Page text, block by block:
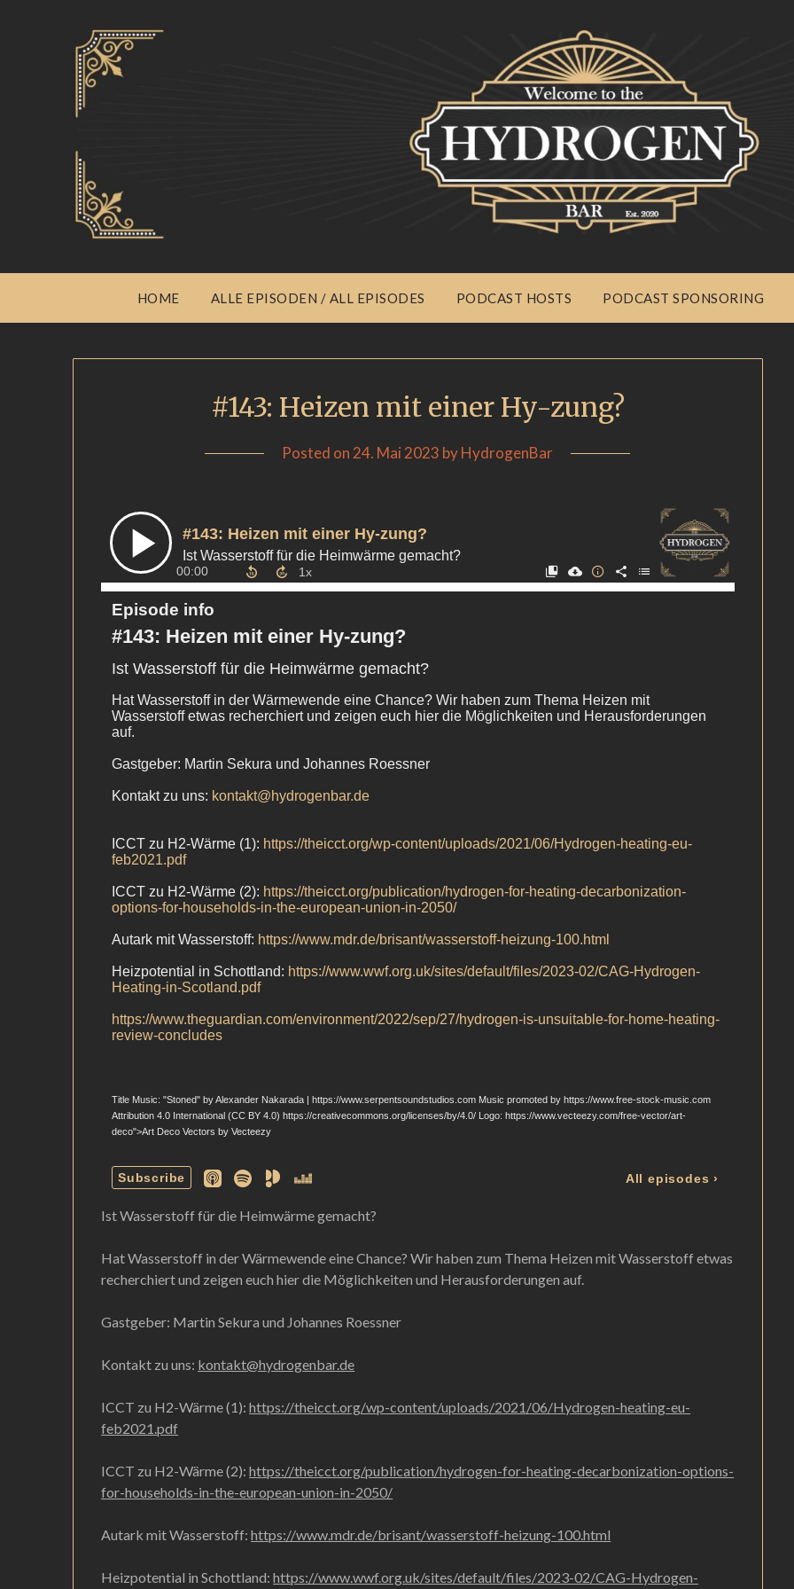
HOME ALLE EPISODEN / ALL EPISODES PODCAST HOSTS PODCAST SPONSORING
#143: Heizen mit einer Hy-zung?
Posted on 24. Mai 2023 byHydrogenBar
Ist Wasserstoff für die Heimwärme gemacht?
Hat Wasserstoff in der Wärmewende eine Chance? Wir haben zum Thema Heizen mit Wasserstoff etwas
recherchiert und zeigen euch hier die Möglichkeiten und Herausforderungen auf.
Gastgeber: Martin Sekura und Johannes Roessner
Kontakt zu uns: kontakt@hydrogenbar.de
ICCT zu H2-Wärme (1):https://theicct.org/wp-content/uploads/2021/06/Hydrogen-heating-eu-
feb2021.pdf
ICCT zu H2-Wärme (2):https://theicct.org/publication/hydrogen-for-heating-decarbonization-options-
for-households-in-the-european-union-in-2050/
Autark mit Wasserstoff:https://www.mdr.de/brisant/wasserstoff-heizung-100.html
Heizpotential in Schottland:https://www.wwf.org.uk/sites/default/files/2023-02/CAG-Hydrogen-